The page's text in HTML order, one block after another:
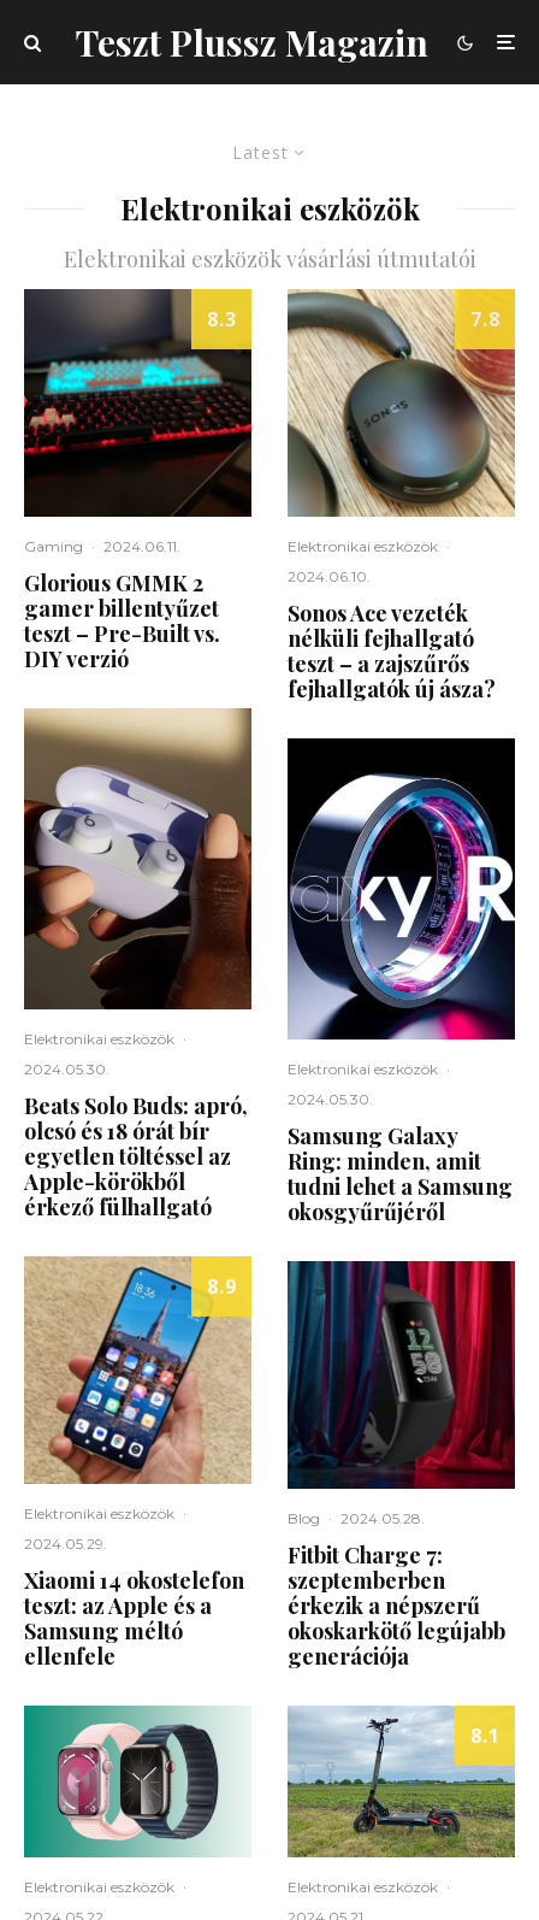
Teszt Plussz Magazin
Latest
Elektronikai eszközök
Elektronikai eszközök vásárlási útmutatói
8.3
Gaming · 2024.06.11.
Glorious GMMK 2
gamer billentyűzet
teszt – Pre-Built vs.
DIY verzió
Elektronikai eszközök ·
2024.05.30.
Beats Solo Buds: apró,
olcsó és 18 órát bír
egyetlen töltéssel az
Apple-körökből
érkező fülhallgató
8.9
Elektronikai eszközök ·
2024.05.29.
Xiaomi 14 okostelefon
teszt: az Apple és a
Samsung méltó
ellenfele
Elektronikai eszközök ·
7.8
Elektronikai eszközök ·
2024.06.10.
Sonos Ace vezeték
nélküli fejhallgató
teszt – a zajszűrős
fejhallgatók új ásza?
Elektronikai eszközök ·
2024.05.30.
Samsung Galaxy
Ring: minden, amit
tudni lehet a Samsung
okosgyűrűjéről
Blog · 2024.05.28.
Fitbit Charge 7:
szeptemberben
érkezik a népszerű
okoskarkötő legújabb
generációja
8.1
Elektronikai eszközök ·